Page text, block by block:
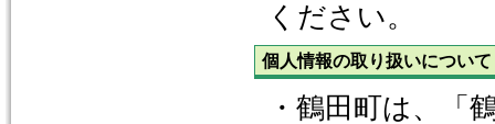
ください。
個人情報の取り扱いについて
・鶴田町は、「